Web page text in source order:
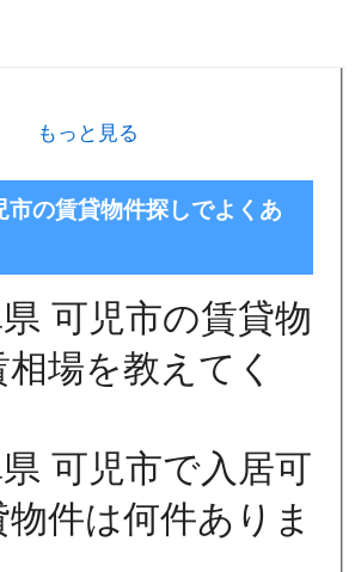
もっと見る
市の賃貸物件探しでよくあ
可児市の賃貸物
場を教えてく
可児市で入居可
件は何件ありま